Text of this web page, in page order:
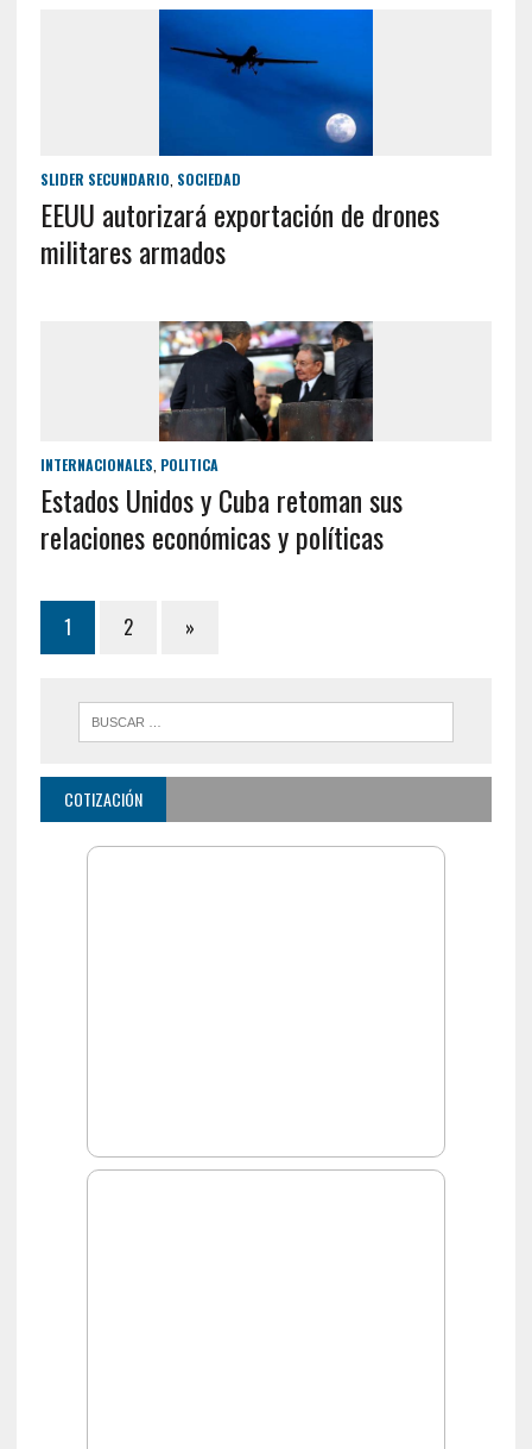
SLIDER SECUNDARIO SOCIEDAD
EEUU autorizará exportación de drones
militares armados
INTERNACIONALES, POLITICA
Estados Unidos y Cuba retoman sus
relaciones económicas y políticas
1 2 »
COTIZACIÓN